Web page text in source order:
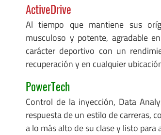
ActiveDrive
Al tiempo que mantiene sus
musculoso y potente, agradable
carácter deportivo con un
recuperación y en cualquier
PowerTech
Control de la inyección, Data
respuesta de un estilo de carreras,
a lo más alto de su clase y listo